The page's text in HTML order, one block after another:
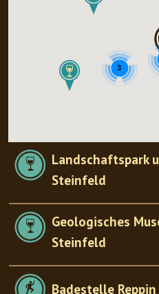
3
Landschaftspark
Steinfeld
Geologisches
Steinfeld
Badestelle Reppin